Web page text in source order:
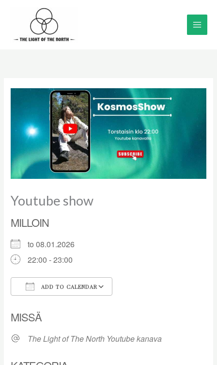
Youtube show
MILLOIN
to 08.01.2026
22:00 - 23:00
ADD TO CALENDAR
MISSÄ
The Light of The North Youtube kanava